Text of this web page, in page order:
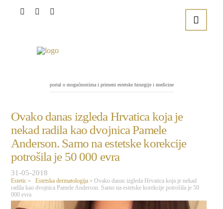
portal o mogućnostima i primeni estetske hirurgije i medicine
Ovako danas izgleda Hrvatica koja je
nekad radila kao dvojnica Pamele
Anderson. Samo na estetske korekcije
potrošila je 50 000 evra
31-05-2018
Estetic » Estetska dermatologija » Ovako danas izgleda Hrvatica koja je nekad
radila kao dvojnica Pamele Anderson. Samo na estetske korekcije potrošila je 50
000 evra